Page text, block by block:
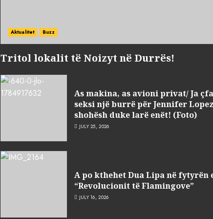
Aktualitet Buzz
Tritol lokalit të Noizyt në Durrës!
As makina, as avioni privat/ Ja
seksi një burrë për Jennifer
shohësh duke larë enët! (Foto)
JULY 25, 2026
A po kthehet Dua Lipa në fytyrën
“Revolucionit të Flamingove”
JULY 16, 2026